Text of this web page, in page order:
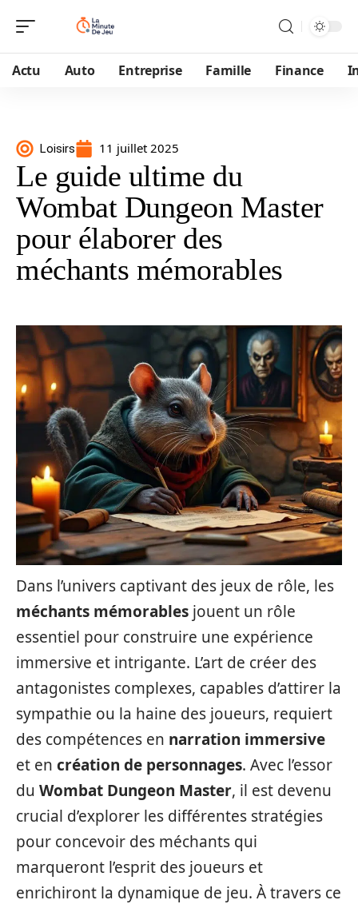
Actu Auto Entreprise Famille Finance
Loisirs 11 juillet 2025
Le guide ultime du
Wombat Dungeon Master
pour élaborer des
méchants mémorables
Dans l’univers captivant des jeux de rôle, les
méchants mémorables jouent un rôle
essentiel pour construire une expérience
immersive et intrigante. L’art de créer des
antagonistes complexes, capables d’attirer la
sympathie ou la haine des joueurs, requiert
des compétences en narration immersive
et en création de personnages. Avec l’essor
du Wombat Dungeon Master, il est devenu
crucial d’explorer les différentes stratégies
pour concevoir des méchants qui
marqueront l’esprit des joueurs et
enrichiront la dynamique de jeu. À travers ce